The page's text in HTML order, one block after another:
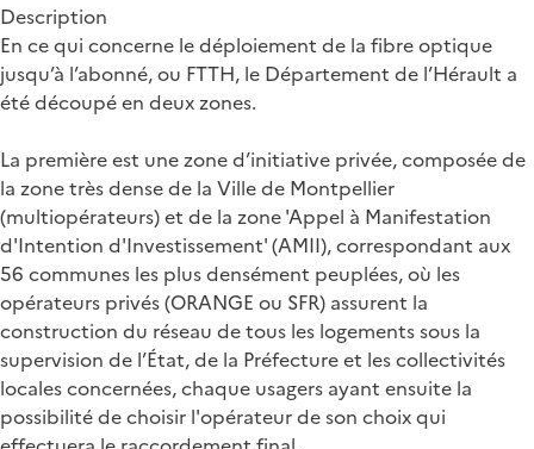
Description
En ce qui concerne le déploiement de la fibre optique
jusqu’à l’abonné, ou FTTH, le Département de l’Hérault a
été découpé en deux zones.
La première est une zone d’initiative privée, composée de
la zone très dense de la Ville de Montpellier
(multiopérateurs) et de la zone 'Appel à Manifestation
d'Intention d'Investissement' (AMII), correspondant aux
56 communes les plus densément peuplées, où les
opérateurs privés (ORANGE ou SFR) assurent la
construction du réseau de tous les logements sous la
supervision de l’État, de la Préfecture et les collectivités
locales concernées, chaque usagers ayant ensuite la
possibilité de choisir l'opérateur de son choix qui